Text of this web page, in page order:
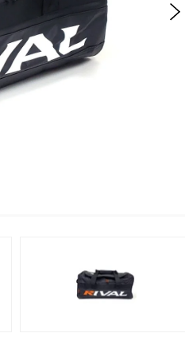
Aantal verlagenAantal